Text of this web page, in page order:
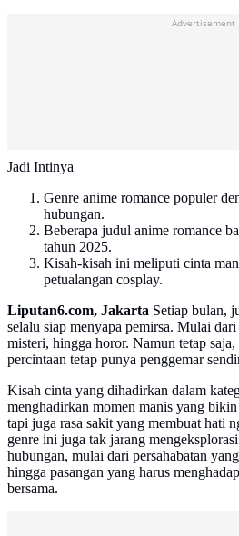
Advertisement
Jadi Intinya
Genre anime romance populer
hubungan.
Beberapa judul anime romance
tahun 2025.
Kisah-kisah ini meliputi cinta
petualangan cosplay.
Liputan6.com, Jakarta Setiap bulan,
selalu siap menyapa pemirsa. Mulai
misteri, hingga horor. Namun tetap saja,
percintaan tetap punya penggemar
Kisah cinta yang dihadirkan dalam
menghadirkan momen manis yang
tapi juga rasa sakit yang membuat hati
genre ini juga tak jarang
hubungan, mulai dari persahabatan
hingga pasangan yang harus
bersama.